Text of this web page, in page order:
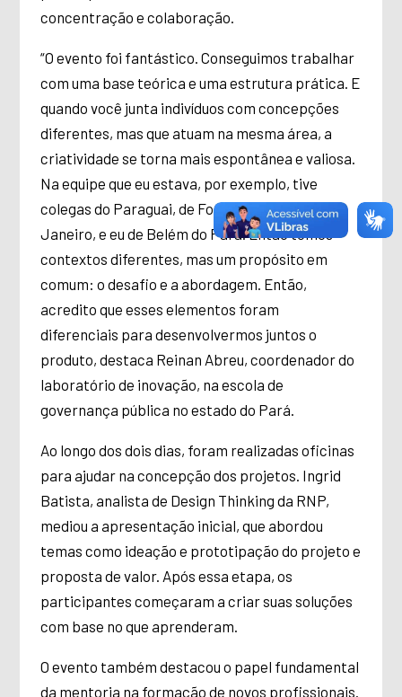
concentração e colaboração.
“O evento foi fantástico. Conseguimos trabalhar
com uma base teórica e uma estrutura prática. E
quando você junta indivíduos com concepções
diferentes, mas que atuam na mesma área, a
criatividade se torna mais espontânea e valiosa.
Na equipe que eu estava, por exemplo, tive
colegas do Paraguai, de Foz do Iguaçu, Rio de
Janeiro, e eu de Belém do Pará. Então temos
contextos diferentes, mas um propósito em
comum: o desafio e a abordagem. Então,
acredito que esses elementos foram
diferenciais para desenvolvermos juntos o
produto, destaca Reinan Abreu, coordenador do
laboratório de inovação, na escola de
governança pública no estado do Pará.
Ao longo dos dois dias, foram realizadas oficinas
para ajudar na concepção dos projetos. Ingrid
Batista, analista de Design Thinking da RNP,
mediou a apresentação inicial, que abordou
temas como ideação e prototipação do projeto e
proposta de valor. Após essa etapa, os
participantes começaram a criar suas soluções
com base no que aprenderam.
O evento também destacou o papel fundamental
da mentoria na formação de novos profissionais.